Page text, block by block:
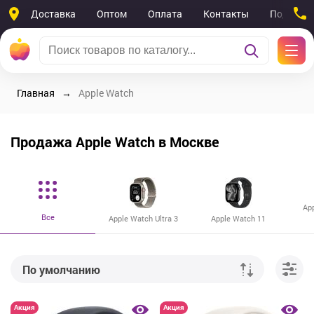
Доставка Оптом Оплата Контакты
Главная Apple Watch
Продажа Apple Watch в Москве
Все Apple Watch Ultra 3 Apple Watch 11
По умолчанию
От дешевых к дорогим
Акция
Акция